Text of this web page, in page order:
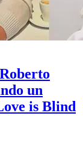
un
is Blind